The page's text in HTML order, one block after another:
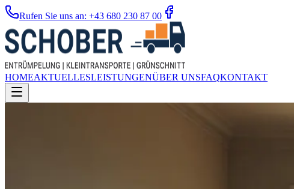
Rufen Sie uns an: +43 680 230 87 00
HOMEAKTUELLESLEISTUNGENÜBER UNSFAQKONTAKT